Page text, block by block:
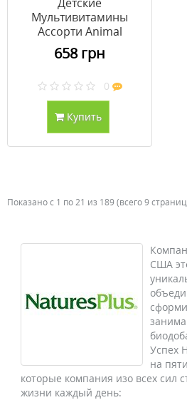
Мультивитамины
Ассорти Animal
Parade (Children's
Multi-Vitamin) Natures
конфет
658 грн
0
Купить
Показано с 1 по 21 из 189 (всего 9
США
Успех
на
которые компания изо всех сил
жизни каждый день: